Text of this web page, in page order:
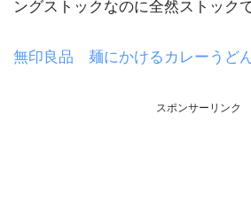
ングストックなのに全然ストック
無印良品 麺にかけるカレーうど
スポンサーリンク